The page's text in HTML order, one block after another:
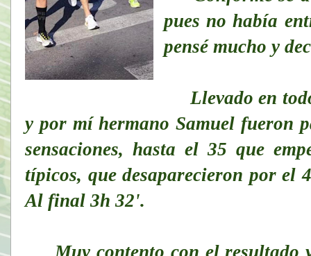
pues no había
pensé mucho y
Llevado en
y por mí hermano Samuel fueron
sensaciones, hasta el 35 que
típicos, que desaparecieron por el
Al final 3h 32'.
Muy contento con el resultado